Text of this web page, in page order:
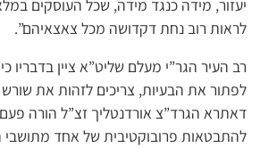
יעזור, מידה כנגד מידה, שכל העוסקים
לראות רוב נחת דקדושה מכל צאצאיהם”.
רב העיר הגר”י מעלם שליט”א ציין בדבריו
לפתור את הבעיות, צריכים לזהות את
דאתרא הגרד”צ אורדנטליך זצ”ל הורה פעם
להתבטאות פרובוקטיבית של אחד מתושבי